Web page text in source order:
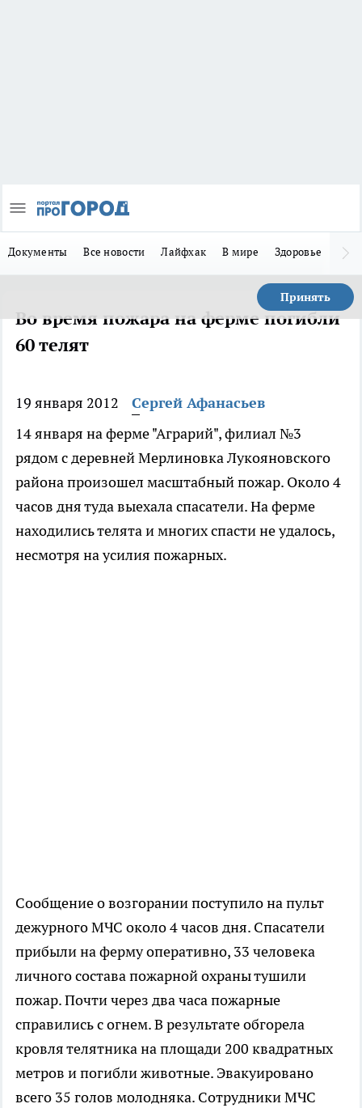
Документы Все новости Лайфхак В мире Здоровье
Принять
Во время пожара на ферме погибли
60 телят
19 января 2012
Сергей Афанасьев
14 января на ферме "Аграрий", филиал №3
рядом с деревней Мерлиновка Лукояновского
района произошел масштабный пожар. Около 4
часов дня туда выехала спасатели. На ферме
находились телята и многих спасти не удалось,
несмотря на усилия пожарных.
Сообщение о возгорании поступило на пульт
дежурного МЧС около 4 часов дня. Спасатели
прибыли на ферму оперативно, 33 человека
личного состава пожарной охраны тушили
пожар. Почти через два часа пожарные
справились с огнем. В результате обгорела
кровля телятника на площади 200 квадратных
метров и погибли животные. Эвакуировано
всего 35 голов молодняка. Сотрудники МЧС